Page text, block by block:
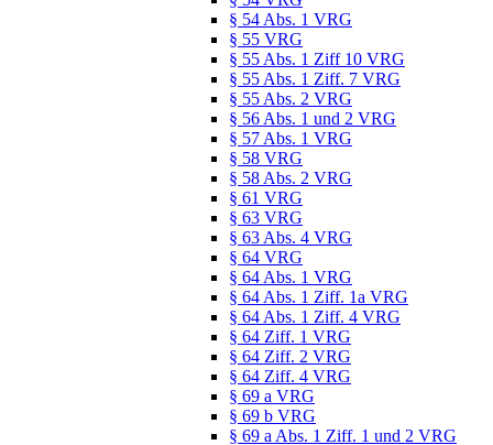
§ 54 Abs. 1 VRG
§ 55 VRG
§ 55 Abs. 1 Ziff 10 VRG
§ 55 Abs. 1 Ziff. 7 VRG
§ 55 Abs. 2 VRG
§ 56 Abs. 1 und 2 VRG
§ 57 Abs. 1 VRG
§ 58 VRG
§ 58 Abs. 2 VRG
§ 61 VRG
§ 63 VRG
§ 63 Abs. 4 VRG
§ 64 VRG
§ 64 Abs. 1 VRG
§ 64 Abs. 1 Ziff. 1a VRG
§ 64 Abs. 1 Ziff. 4 VRG
§ 64 Ziff. 1 VRG
§ 64 Ziff. 2 VRG
§ 64 Ziff. 4 VRG
§ 69 a VRG
§ 69 b VRG
§ 69 a Abs. 1 Ziff. 1 und 2 VRG